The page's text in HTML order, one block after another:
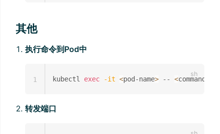
其他
执行命令到Pod中
kubectl exec -it <pod-name> -- <command
1
转发端口